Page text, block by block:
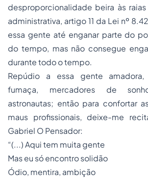
desproporcionalidade beira às
administrativa, artigo 11 da Lei nº
essa gente até enganar parte do
do tempo, mas não consegue
durante todo o tempo.
Repúdio a essa gente
fumaça, mercadores de
astronautas; então para confortar
maus profissionais, deixe-me
Gabriel O Pensador:
“(...) Aqui tem muita gente
Mas eu só encontro solidão
Ódio, mentira, ambição